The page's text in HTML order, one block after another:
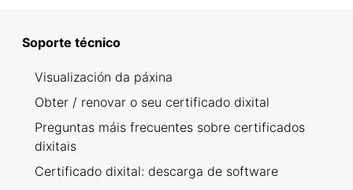
Soporte técnico
Visualización da páxina
Obter / renovar o seu certificado dixital
Preguntas máis frecuentes sobre certificados
dixitais
Certificado dixital: descarga de software